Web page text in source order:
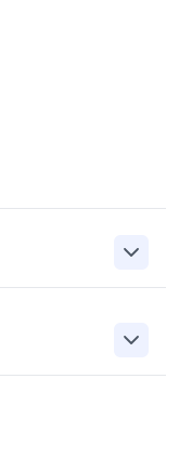
Work &
niezależnych
lat naszej